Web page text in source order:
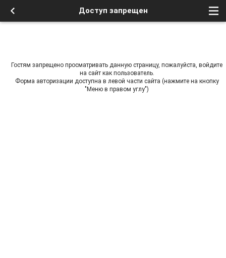
Доступ запрещен
Гостям запрещено просматривать данную страницу, пожалуйста, войдите
на сайт как пользователь.
Форма авторизации доступна в левой части сайта (нажмите на кнопку
"Меню в правом углу")